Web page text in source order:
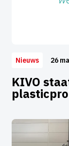
Nieuws 26
KIVO